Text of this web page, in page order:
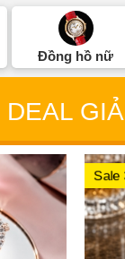
Đồng hồ nữ
DEAL
Sale